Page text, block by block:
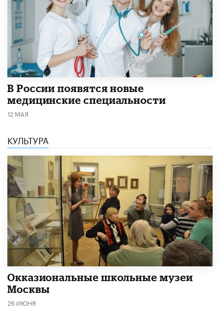
В России появятся новые
медицинские специальности
12 МАЯ
КУЛЬТУРА
​Окказиональные школьные музеи
Москвы
26 ИЮНЯ